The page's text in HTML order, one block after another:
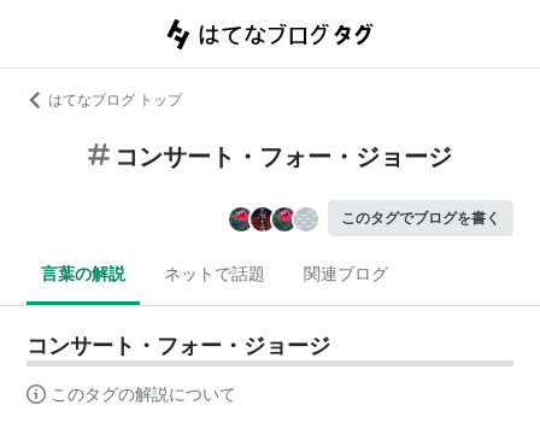
はてなブログ トップ
コンサート・フォー・ジョージ
このタグでブログを書く
言葉の解説 ネットで話題 関連ブログ
コンサート・フォー・ジョージ
このタグの解説について